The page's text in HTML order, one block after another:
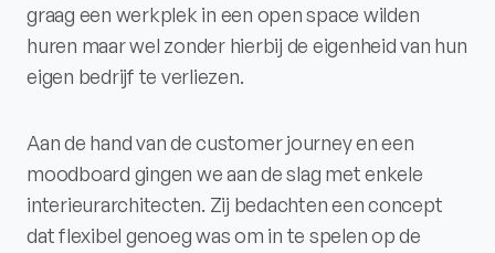
graag een werkplek in een open space wilden
huren maar wel zonder hierbij de eigenheid van hun
eigen bedrijf te verliezen.
Aan de hand van de customer journey en een
moodboard gingen we aan de slag met enkele
interieurarchitecten. Zij bedachten een concept
dat flexibel genoeg was om in te spelen op de